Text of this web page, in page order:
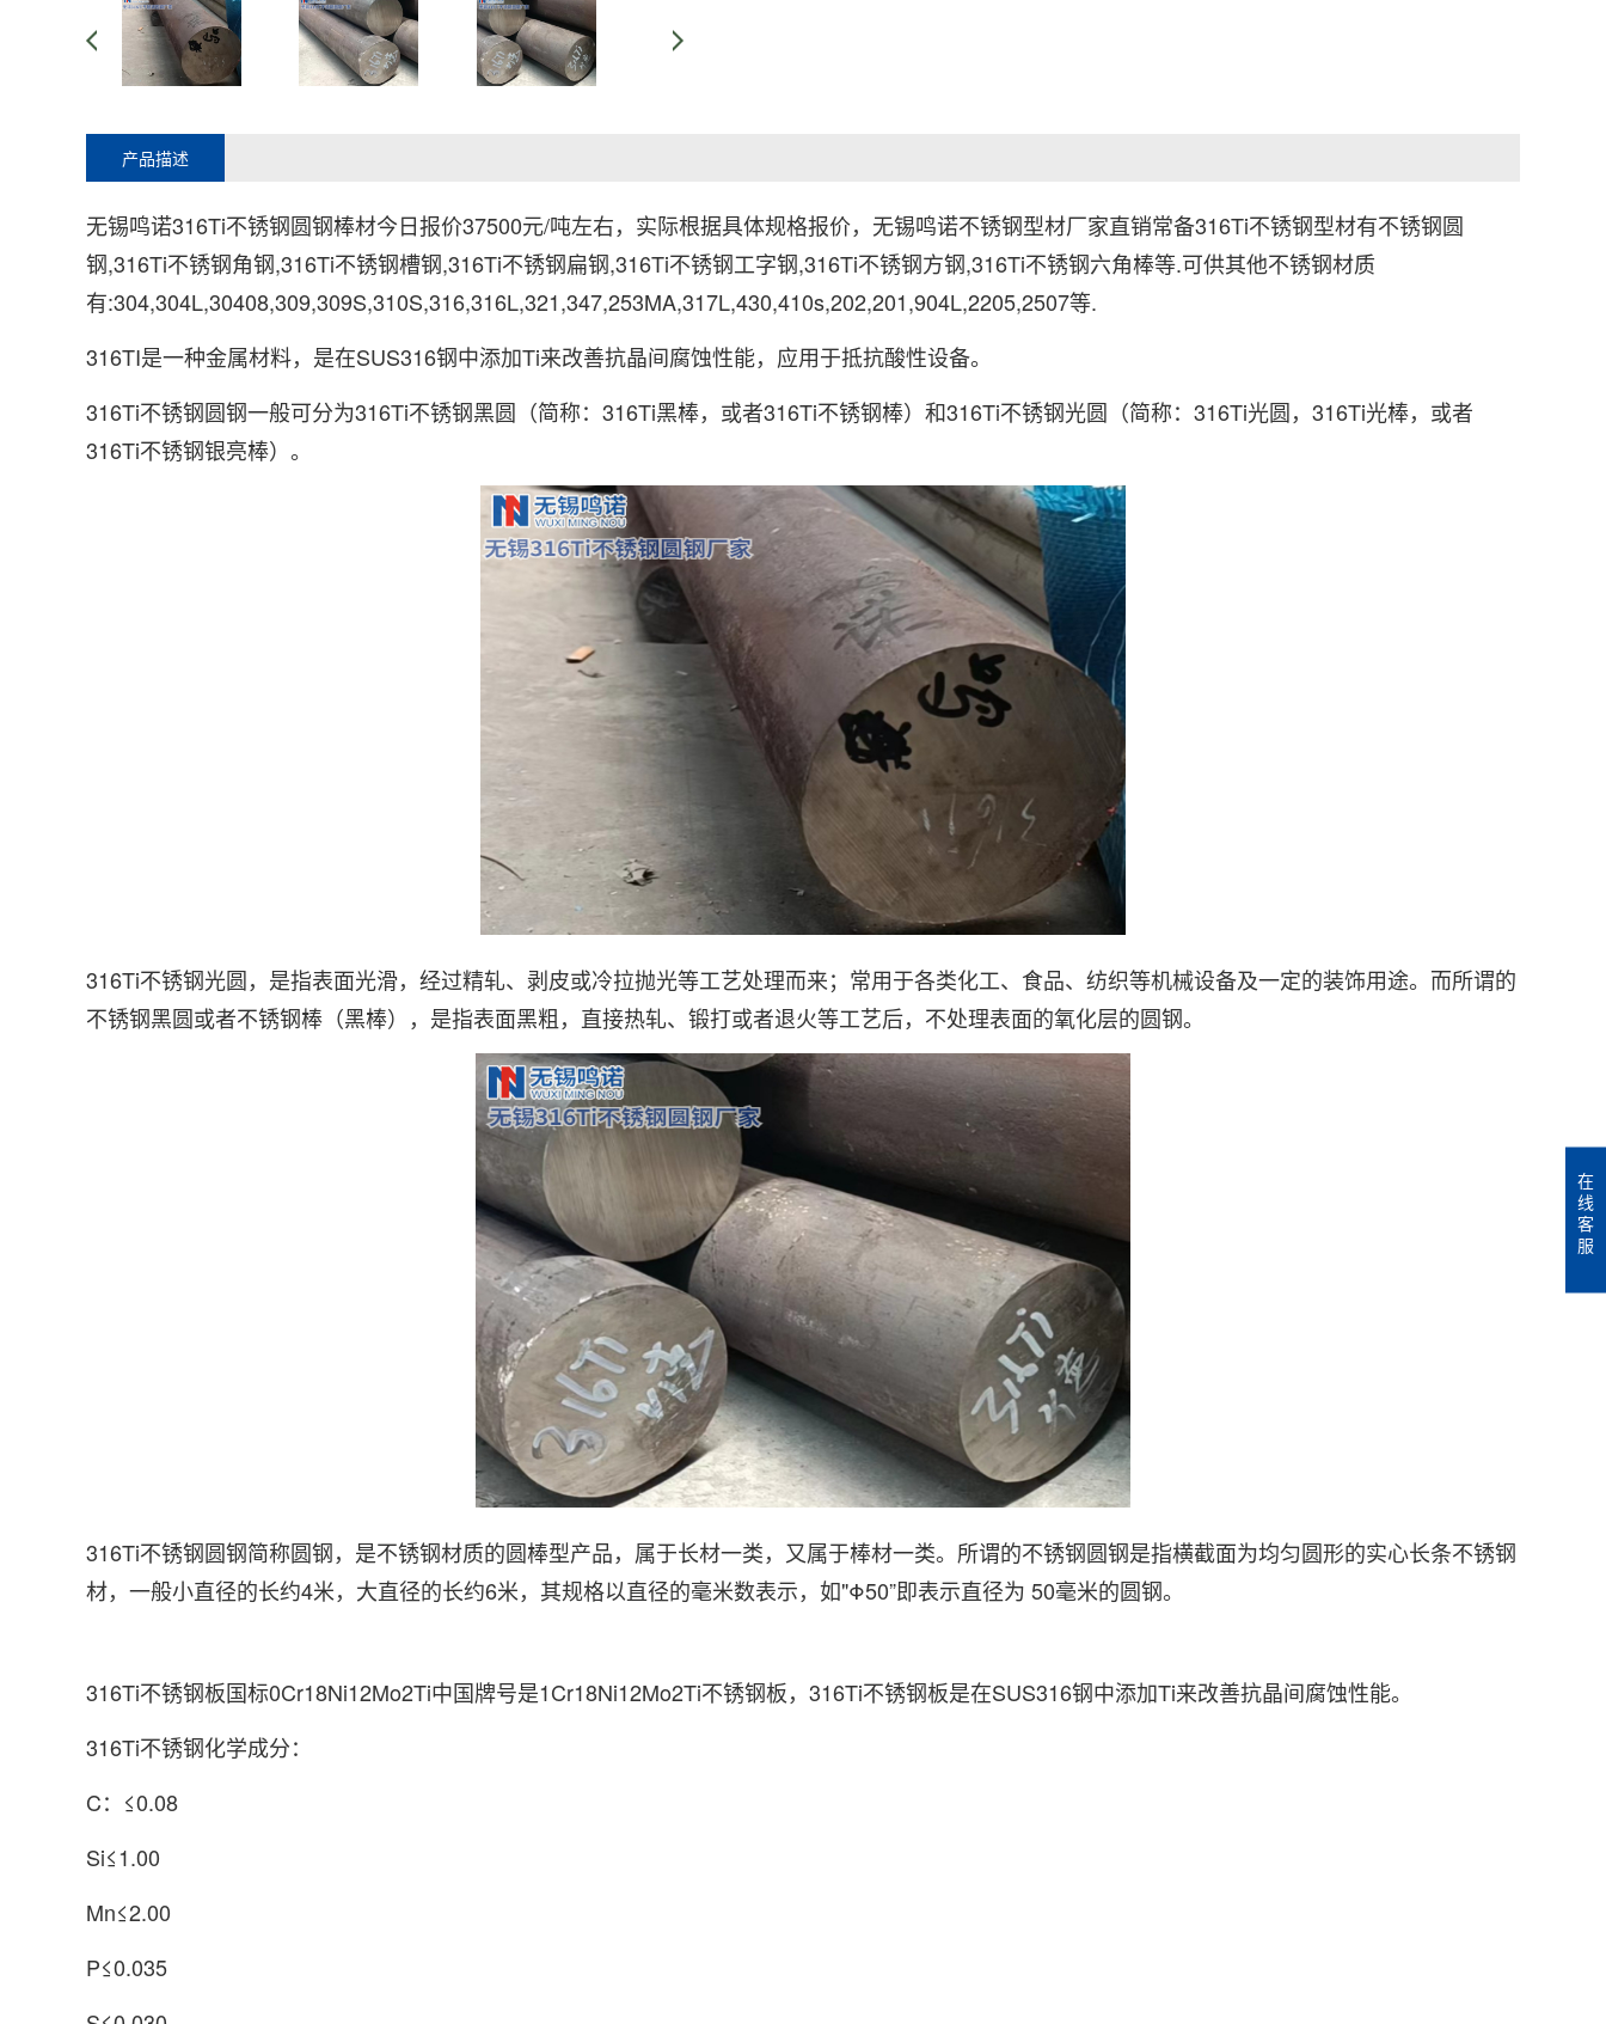
产品描述
无锡鸣诺316Ti不锈钢圆钢棒材今日报价37500元/吨左右，实际根据具体规格报价，无锡鸣诺不锈钢型材厂家直销常备316Ti不锈钢型材有不锈钢圆
钢,316Ti不锈钢角钢,316Ti不锈钢槽钢,316Ti不锈钢扁钢,316Ti不锈钢工字钢,316Ti不锈钢方钢,316Ti不锈钢六角棒等.可供其他不锈钢材质
有:304,304L,30408,309,309S,310S,316,316L,321,347,253MA,317L,430,410s,202,201,904L,2205,2507等.
316TI是一种金属材料，是在SUS316钢中添加Ti来改善抗晶间腐蚀性能，应用于抵抗酸性设备。
316Ti不锈钢圆钢一般可分为316Ti不锈钢黑圆（简称：316Ti黑棒，或者316Ti不锈钢棒）和316Ti不锈钢光圆（简称：316Ti光圆，316Ti光棒，或者
316Ti不锈钢银亮棒）。
316Ti不锈钢光圆，是指表面光滑，经过精轧、剥皮或冷拉抛光等工艺处理而来；常用于各类化工、食品、纺织等机械设备及一定的装饰用途。而所谓的
不锈钢黑圆或者不锈钢棒（黑棒），是指表面黑粗，直接热轧、锻打或者退火等工艺后，不处理表面的氧化层的圆钢。
316Ti不锈钢圆钢简称圆钢，是不锈钢材质的圆棒型产品，属于长材一类，又属于棒材一类。所谓的不锈钢圆钢是指横截面为均匀圆形的实心长条不锈钢
材，一般小直径的长约4米，大直径的长约6米，其规格以直径的毫米数表示，如"Φ50”即表示直径为 50毫米的圆钢。
316Ti不锈钢板国标0Cr18Ni12Mo2Ti中国牌号是1Cr18Ni12Mo2Ti不锈钢板，316Ti不锈钢板是在SUS316钢中添加Ti来改善抗晶间腐蚀性能。
316Ti不锈钢化学成分：
C：≤0.08
Si≤1.00
Mn≤2.00
P≤0.035
在
线
客
服